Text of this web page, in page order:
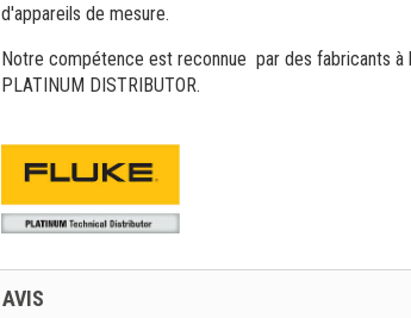
d'appareils de mesure.
Notre compétence est reconnue par des fabricants à
PLATINUM DISTRIBUTOR.
AVIS